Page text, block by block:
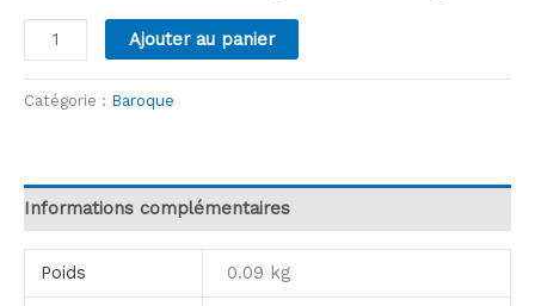
Ajouter au panier
Catégorie : Baroque
Informations complémentaires
Poids 0.09 kg